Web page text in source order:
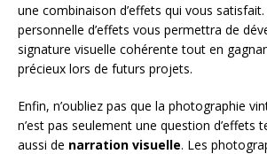
une combinaison d’effets qui vous
personnelle d’effets vous permettra de
signature visuelle cohérente tout en
précieux lors de futurs projets.
Enfin, n’oubliez pas que la photographie
n’est pas seulement une question d’effets
aussi de narration visuelle. Les